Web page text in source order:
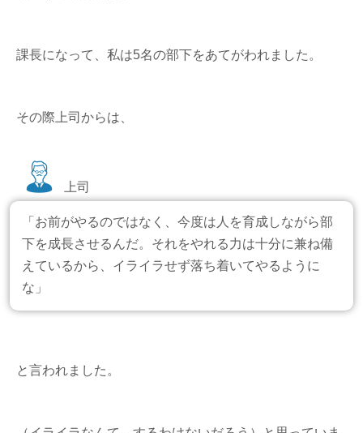
課長になって、私は5名の部下をあてがわれました。
その際上司からは、
上司
「お前がやるのではなく、今度は人を育成しながら部
下を成長させるんだ。それをやれる力は十分に兼ね備
えているから、イライラせず落ち着いてやるように
な」
と言われました。